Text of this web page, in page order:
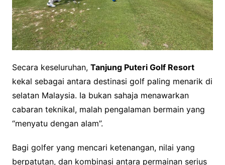
Secara keseluruhan, Tanjung Puteri Golf Resort
kekal sebagai antara destinasi golf paling menarik di
selatan Malaysia. Ia bukan sahaja menawarkan
cabaran teknikal, malah pengalaman bermain yang
“menyatu dengan alam”.
Bagi golfer yang mencari ketenangan, nilai yang
berpatutan, dan kombinasi antara permainan serius